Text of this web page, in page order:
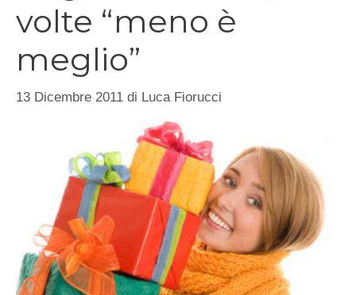
volte “meno è
meglio”
13 Dicembre 2011 di Luca Fiorucci